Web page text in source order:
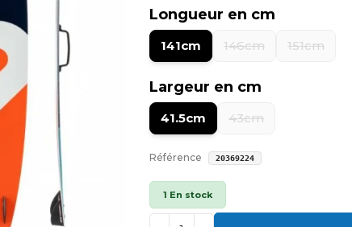
Longueur en cm
141cm 146cm 151cm
Largeur en cm
41.5cm 43cm
Référence 20369224
1 En stock